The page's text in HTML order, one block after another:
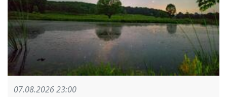
07.08.2026 23:00